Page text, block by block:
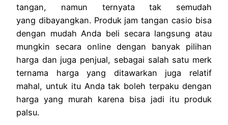
tangan, namun ternyata tak semudah
yang dibayangkan. Produk jam tangan casio bisa
dengan mudah Anda beli secara langsung atau
mungkin secara online dengan banyak pilihan
harga dan juga penjual, sebagai salah satu merk
ternama harga yang ditawarkan juga relatif
mahal, untuk itu Anda tak boleh terpaku dengan
harga yang murah karena bisa jadi itu produk
palsu.